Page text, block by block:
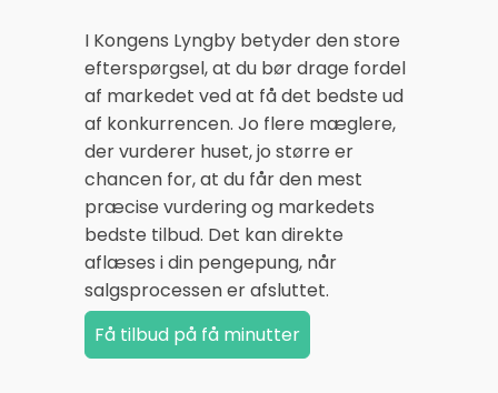
I Kongens Lyngby betyder den store
efterspørgsel, at du bør drage fordel
af markedet ved at få det bedste ud
af konkurrencen. Jo flere mæglere,
der vurderer huset, jo større er
chancen for, at du får den mest
præcise vurdering og markedets
bedste tilbud. Det kan direkte
aflæses i din pengepung, når
salgsprocessen er afsluttet.